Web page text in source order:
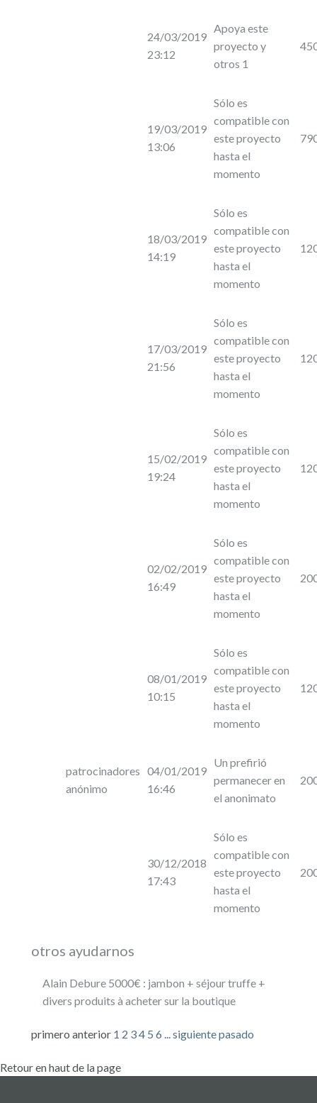
24/03/2019
23:12
Apoya este
proyecto y
otros 1
19/03/2019
13:06
Sólo es
compatible con
este proyecto
hasta el
momento
18/03/2019
14:19
Sólo es
compatible con
este proyecto
hasta el
momento
17/03/2019
21:56
Sólo es
compatible con
este proyecto
hasta el
momento
15/02/2019
19:24
Sólo es
compatible con
este proyecto
hasta el
momento
02/02/2019
16:49
Sólo es
compatible con
este proyecto
hasta el
momento
08/01/2019
10:15
Sólo es
compatible con
este proyecto
hasta el
momento
patrocinadores
anónimo
04/01/2019
16:46
Un prefirió
permanecer en
el anonimato
30/12/2018
17:43
Sólo es
compatible con
este proyecto
hasta el
momento
otros ayudarnos
Alain Debure 5000€ : jambon + séjour truffe +
divers produits à acheter sur la boutique
primero anterior 1 2 34 5 6 ...siguientepasado
Retour en haut de la page